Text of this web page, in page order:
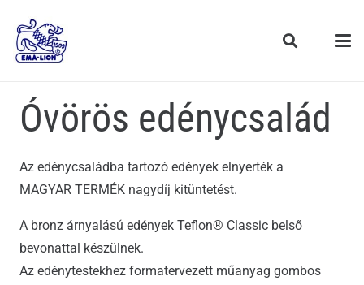
Óvörös edénycsalád
Az edénycsaládba tartozó edények elnyerték a
MAGYAR TERMÉK nagydíj kitüntetést.
A bronz árnyalású edények Teflon® Classic belső
bevonattal készülnek.
Az edénytestekhez formatervezett műanyag gombos